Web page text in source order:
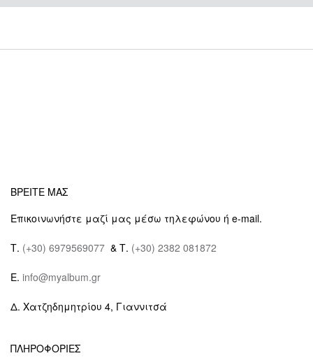
ΒΡΕΙΤΕ ΜΑΣ
Επικοινωνήστε μαζί μας μέσω τηλεφώνου ή e-mail.
Τ. (+30) 6979569077 & Τ. (+30) 2382 081872
E. info@myalbum.gr
Δ. Χατζηδημητρίου 4, Γιαννιτσά
ΠΛΗΡΟΦΟΡΙΕΣ